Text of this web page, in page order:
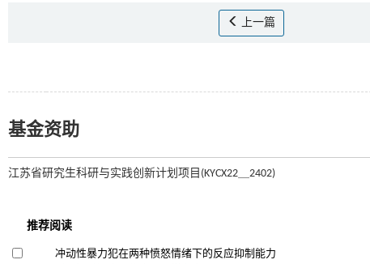
上一篇
基金资助
江苏省研究生科研与实践创新计划项目(KYCX22＿2402)